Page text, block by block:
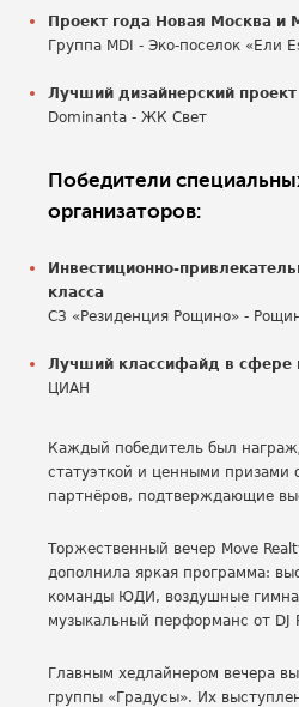
Проект года Новая Москва и
Группа MDI - Эко-поселок «Ели
Лучший дизайнерский проект
Dominanta - ЖК Свет
Победители
организаторов:
Инвестиционно-
класса
СЗ «Резиденция Рощино» -
Лучший классифайд в сфере
ЦИАН
Каждый победитель был
статуэткой и ценными призами
партнёров, подтверждающие
Торжественный вечер Move
дополнила яркая программа:
команды ЮДИ, воздушные
музыкальный перформанс от DJ
Главным хедлайнером вечера
группы «Градусы». Их